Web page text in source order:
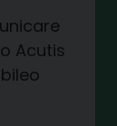
Acutis